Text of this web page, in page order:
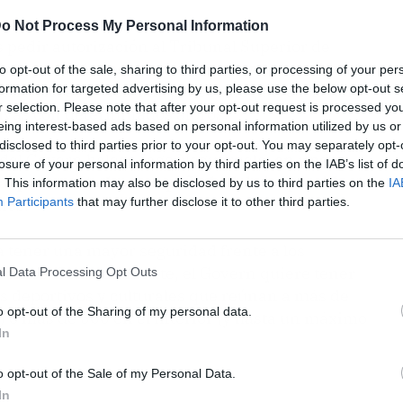
Not Process My Personal Information
opt-out of the sale, sharing to third parties, or processing of your
for targeted advertising by us, please use the below opt-out
selection. Please note that after your opt-out request is processed
interest-based ads based on personal information utilized by us
to third parties prior to your opt-out. You may separately
of your personal information by third parties on the IAB’s list of
This information may also be disclosed by us to third parties on the
Participants that may further disclose it to other third parties.
Data Processing Opt Outs
opt-out of the Sharing of my personal data.
opt-out of the Sale of my Personal Data.
pedir autorización al Tribunal Superior de
la pauta de vacunación completa, el certificado
o bien una prueba negativa a la hora
con determinados aforos.
Govern balear, Iago Negueruela,en una
que ha estado acompañado del vicepresidente
una mayor seguridad frente a los
Concretamente, el Govern quiere tener
y culturales que reúnan a más de
más de 500 en el interior (y hasta un máximo